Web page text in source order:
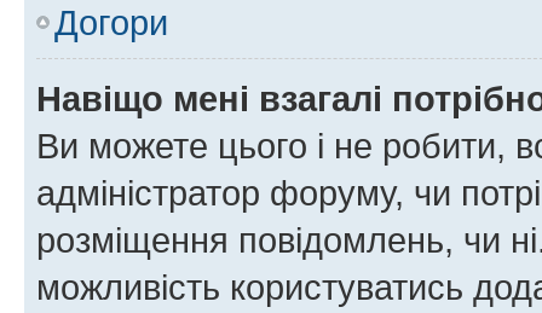
Догори
Навіщо мені взагалі
Ви можете цього і не робити,
адміністратор форуму, чи
розміщення повідомлень, чи
можливість користуватись